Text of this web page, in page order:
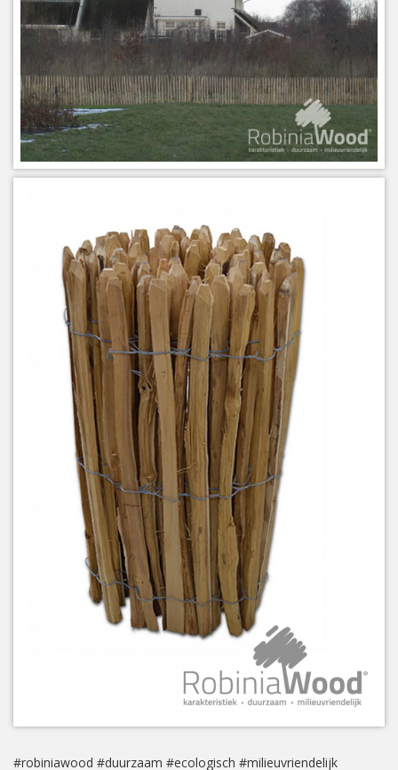
#robiniawood #duurzaam #ecologisch #milieuvriendelijk